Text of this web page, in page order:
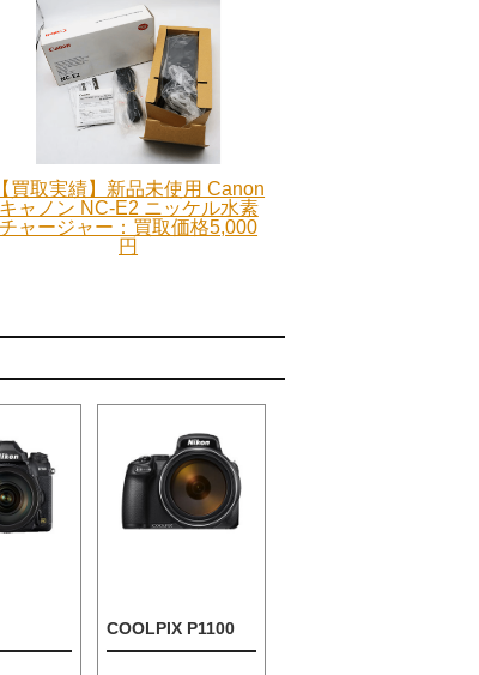
【買取実績】新品未使用 Canon
キャノン NC-E2 ニッケル水素
チャージャー：買取価格5,000
円
COOLPIX P1100